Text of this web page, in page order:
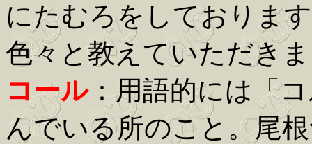
にたむろをしておりま
色々と教えていただき
コール：用語的には「
んでいる所のこと。尾